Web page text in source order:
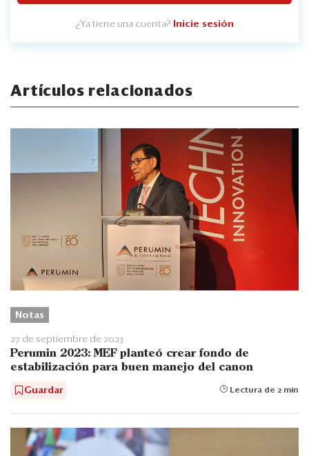
¿Ya tiene una cuenta? Inicie sesión
Artículos relacionados
Notas
27 de septiembre de 2023
Perumin 2023: MEF planteó crear fondo de
estabilización para buen manejo del canon
Guardar Lectura de 2 min